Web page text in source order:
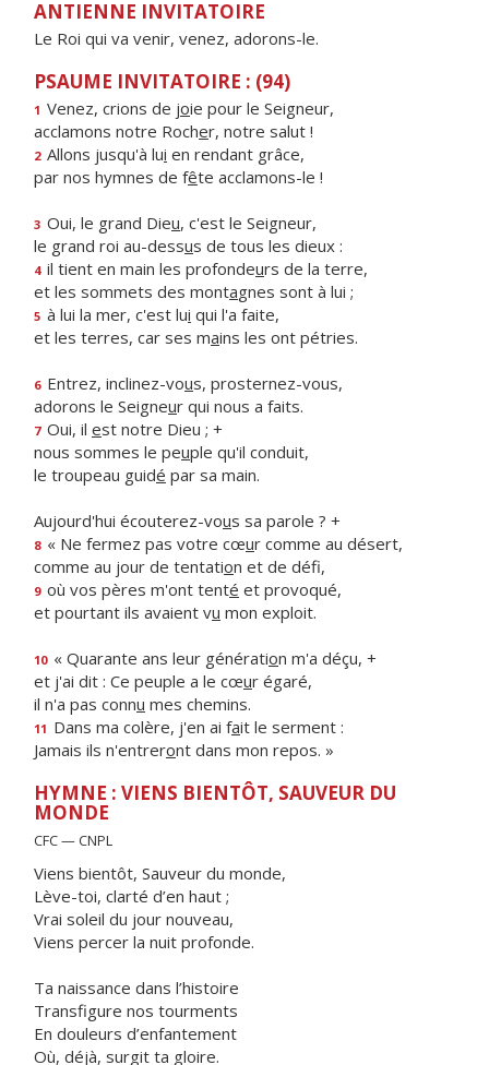
ANTIENNE INVITATOIRE
Le Roi qui va venir, venez, adorons-le.
PSAUME INVITATOIRE : (94)
1 Venez, crions de joie pour le Seigneur,
acclamons notre Rocher, notre salut !
2 Allons jusqu'à lui en rendant grâce,
par nos hymnes de fête acclamons-le !
3 Oui, le grand Dieu, c'est le Seigneur,
le grand roi au-dessus de tous les dieux :
4 il tient en main les profondeurs de la terre,
et les sommets des montagnes sont à lui ;
5 à lui la mer, c'est lui qui l'a faite,
et les terres, car ses mains les ont pétries.
6 Entrez, inclinez-vous, prosternez-vous,
adorons le Seigneur qui nous a faits.
7 Oui, il est notre Dieu ; +
nous sommes le peuple qu'il conduit,
le troupeau guidé par sa main.
Aujourd'hui écouterez-vous sa parole ? +
8 « Ne fermez pas votre cœur comme au désert,
comme au jour de tentation et de défi,
9 où vos pères m'ont tenté et provoqué,
et pourtant ils avaient vu mon exploit.
10 « Quarante ans leur génération m'a déçu, +
et j'ai dit : Ce peuple a le cœur égaré,
il n'a pas connu mes chemins.
11 Dans ma colère, j'en ai fait le serment :
Jamais ils n'entreront dans mon repos. »
HYMNE : VIENS BIENTÔT, SAUVEUR DU
MONDE
CFC — CNPL
Viens bientôt, Sauveur du monde,
Lève-toi, clarté d’en haut ;
Vrai soleil du jour nouveau,
Viens percer la nuit profonde.
Ta naissance dans l’histoire
Transfigure nos tourments
En douleurs d’enfantement
Où, déjà, surgit ta gloire.